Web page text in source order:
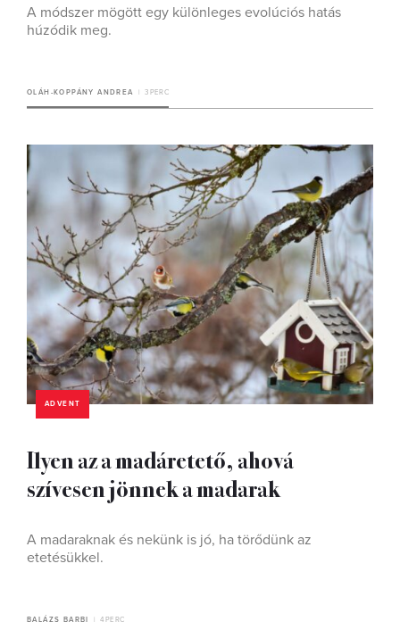
A módszer mögött egy különleges evolúciós hatás
húzódik meg.
OLÁH-KOPPÁNY ANDREA 3 PERC
ADVENT
Ilyen az a madáretető, ahová
szívesen jönnek a madarak
A madaraknak és nekünk is jó, ha törődünk az
etetésükkel.
BALÁZS BARBI 4 PERC